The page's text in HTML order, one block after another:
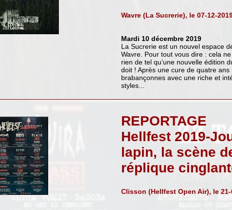
Wavre (La Sucrerie), le 07-12-
Mardi 10 décembre 2019
La Sucrerie est un nouvel espace
Wavre. Pour tout vous dire : cela
rien de tel qu’une nouvelle édition
doit ! Après une cure de quatre
brabançonnes avec une riche et
styles...
REPORTAGE
Hellfest 2019-
lapin, la scène
réplique
Clisson (Hellfest Open Air), le 21-